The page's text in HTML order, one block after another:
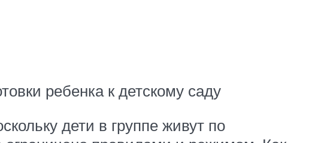
ребенка к детскому саду
дети в группе живут по